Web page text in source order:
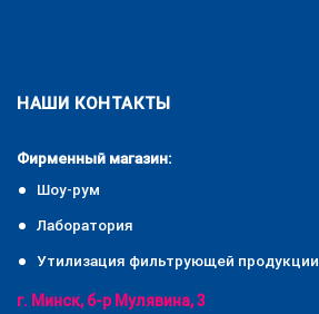
НАШИ КОНТАКТЫ
Фирменный магазин:
Шоу-рум
Лаборатория
Утилизация фильтрующей продукции
г. Минск, б-р Мулявина, 3